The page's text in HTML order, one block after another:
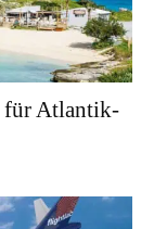
für Atlantik-